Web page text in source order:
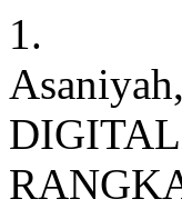
1.